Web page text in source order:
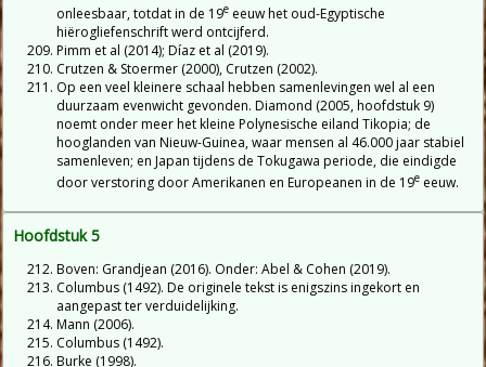
onleesbaar, totdat in de 19e eeuw het oud-Egyptische
hiërogliefenschrift werd ontcijferd.
Pimm et al (2014); Díaz et al (2019).
Crutzen & Stoermer (2000), Crutzen (2002).
Op een veel kleinere schaal hebben samenlevingen wel al een
duurzaam evenwicht gevonden. Diamond (2005, hoofdstuk 9)
noemt onder meer het kleine Polynesische eiland Tikopia; de
hooglanden van Nieuw-Guinea, waar mensen al 46.000 jaar stabiel
samenleven; en Japan tijdens de Tokugawa periode, die eindigde
door verstoring door Amerikanen en Europeanen in de 19e eeuw.
Hoofdstuk 5
Boven: Grandjean (2016). Onder: Abel & Cohen (2019).
Columbus (1492). De originele tekst is enigszins ingekort en
aangepast ter verduidelijking.
Mann (2006).
Columbus (1492).
Burke (1998).